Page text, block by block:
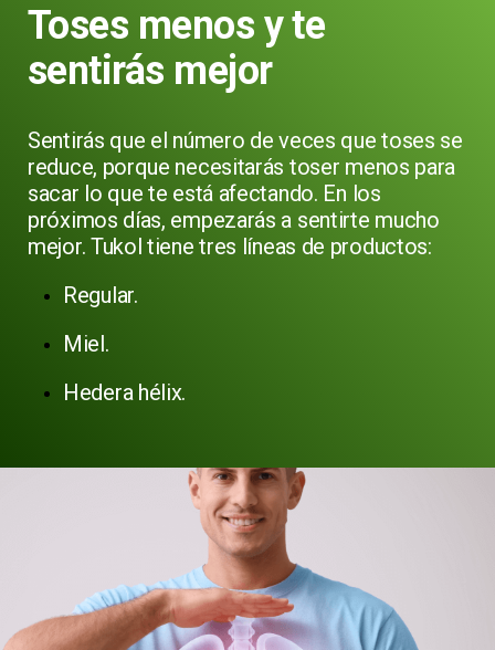
Toses menos y te
sentirás mejor
Sentirás que el número de veces que toses se
reduce, porque necesitarás toser menos para
sacar lo que te está afectando. En los
próximos días, empezarás a sentirte mucho
mejor. Tukol tiene tres líneas de productos:
Regular.
Miel.
Hedera hélix.